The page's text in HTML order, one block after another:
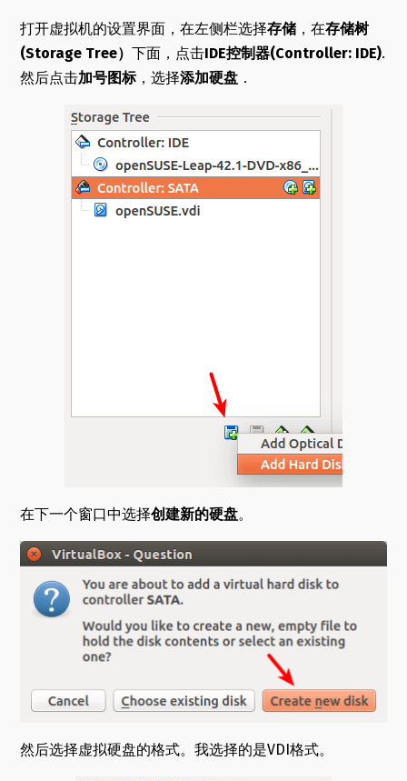
打开虚拟机的设置界面，在左侧栏选择存储，在存储树
(Storage Tree） 下面，点击IDE控制器(Controller: IDE).
然后点击加号图标，选择添加硬盘．
在下一个窗口中选择创建新的硬盘。
然后选择虚拟硬盘的格式。我选择的是VDI格式。